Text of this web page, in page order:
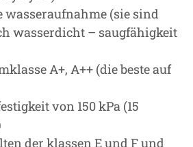
wasseraufnahme (sie sind
wasserdicht – saugfähigkeit
A+, A++ (die beste auf
von 150 kPa (15
der klassen E und F und